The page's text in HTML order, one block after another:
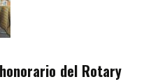
del Rotary